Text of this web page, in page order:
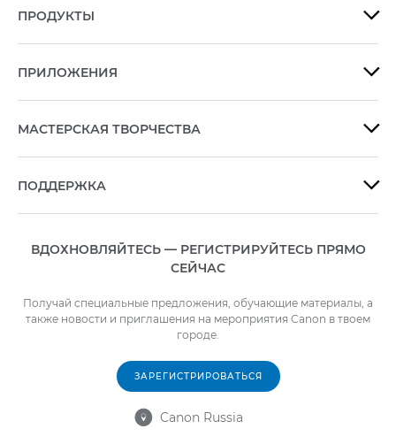
ПРОДУКТЫ 
ПРИЛОЖЕНИЯ 
МАСТЕРСКАЯ ТВОРЧЕСТВА 
ПОДДЕРЖКА 
ВДОХНОВЛЯЙТЕСЬ — РЕГИСТРИРУЙТЕСЬ ПРЯМО
СЕЙЧАС
Получай специальные предложения, обучающие материалы, а
также новости и приглашения на мероприятия Canon в твоем
городе.
ЗАРЕГИСТРИРОВАТЬСЯ
 Canon Russia